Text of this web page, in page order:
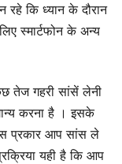
कि ध्यान के दौरान
स्मार्टफोन के अन्य
तेज गहरी सांसें लेनी
करना है । इसके
प्रकार आप सांस ले
यही है कि आप